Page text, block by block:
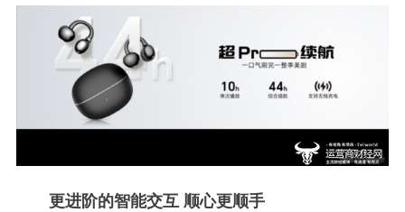
更进阶的智能交互 顺心更顺手